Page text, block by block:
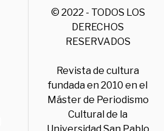
© 2022 - TODOS LOS
DERECHOS
RESERVADOS
Revista de cultura
fundada en 2010 en el
Máster de Periodismo
Cultural de la